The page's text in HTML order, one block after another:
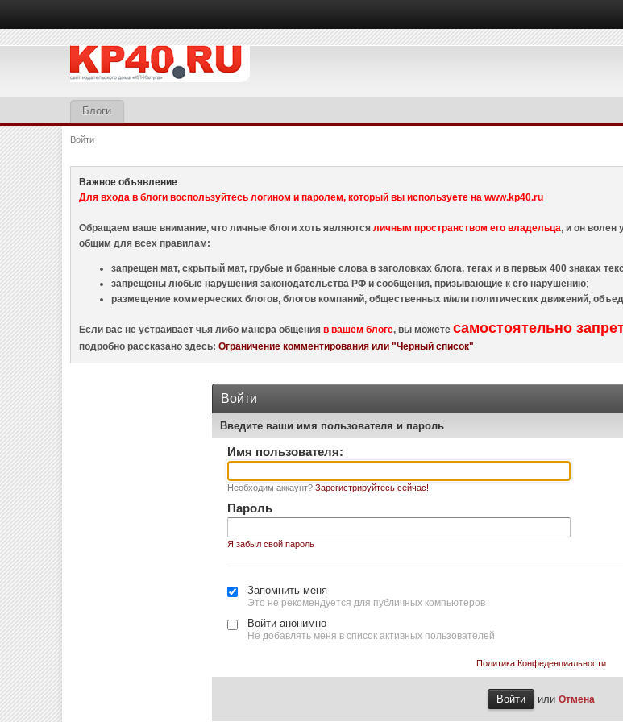
Блоги
Войти
Важное объявление
Для входа в блоги воспользуйтесь логином и паролем, который вы используете на www.kp40.ru
Обращаем ваше внимание, что личные блоги хоть являютсяличным пространством его владельца, и он волен
общим для всех правилам:
запрещен мат, скрытый мат, грубые и бранные слова в заголовках блога, тегах и в первых 400 знаках
запрещены любые нарушения законодательства РФ и сообщения, призывающие к его нарушению;
размещение коммерческих блогов, блогов компаний, общественных и/или политических движений,
Если вас не устраивает чья либо манера общенияв вашем блоге, вы можетесамостоятельно
подробно рассказано здесь:Ограничение комментирования или "Черный список"
Войти
Введите ваши имя пользователя и пароль
Имя пользователя:
Необходим аккаунт? Зарегистрируйтесь сейчас!
Пароль
Я забыл свой пароль
Запомнить меня
Это не рекомендуется для публичных компьютеров
Войти анонимно
Не добавлять меня в список активных пользователей
Политика Конфеденциальности
илиОтмена